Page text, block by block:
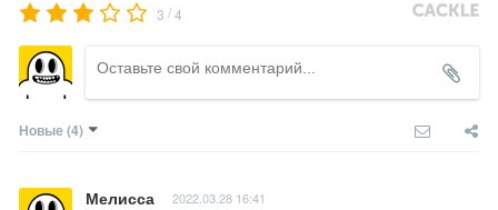
3 /4
Новые (4)
Мелисса 2022.03.28 16:41